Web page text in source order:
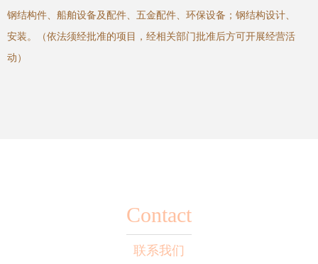
钢结构件、船舶设备及配件、五金配件、环保设备；钢结构设计、
安装。（依法须经批准的项目，经相关部门批准后方可开展经营活
动）
Contact
联系我们